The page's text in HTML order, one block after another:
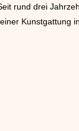
rund drei
Kunstgattung